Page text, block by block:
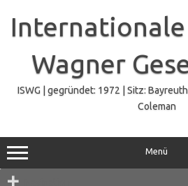
springen
Wagner
ISWG | gegründet: 1972 | Sitz:
Coleman
Menü